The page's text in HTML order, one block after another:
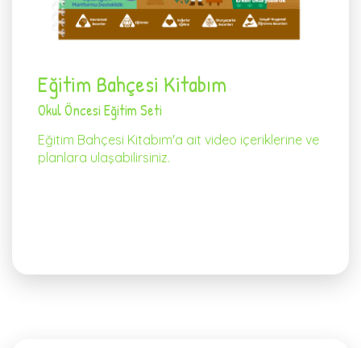
Eğitim Bahçesi Kitabım
Okul Öncesi Eğitim Seti
Eğitim Bahçesi Kitabım'a ait video içeriklerine ve
planlara ulaşabilirsiniz.